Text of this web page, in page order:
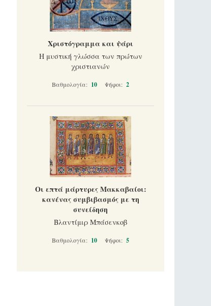
Χριστόγραμμα και ψάρι
Η μυστική γλώσσα των πρώτων
χριστιανών
Βαθμολογία: 10 Ψήφοι: 2
Οι επτά μάρτυρες Μακκαβαίοι:
κανένας συμβιβασμός με τη
συνείδηση
Βλαντίμιρ Μπάσενκοβ
Βαθμολογία: 10 Ψήφοι: 5